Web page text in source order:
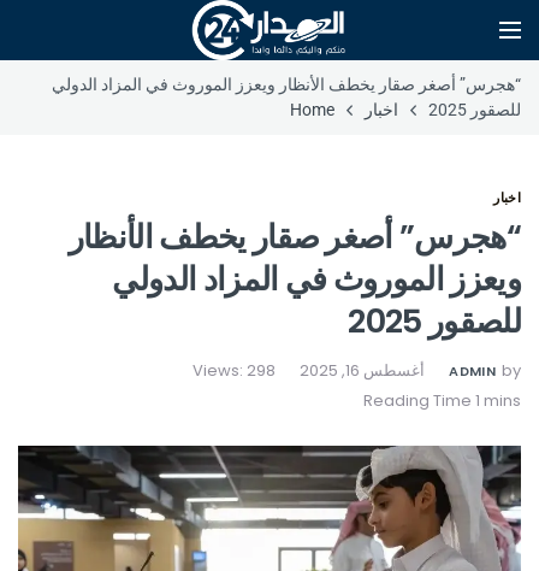
“هجرس” أصغر صقار يخطف الأنظار ويعزز الموروث في المزاد الدولي
للصقور 2025
اخبار Home
اخبار
“هجرس” أصغر صقار يخطف الأنظار
ويعزز الموروث في المزاد الدولي
للصقور 2025
by
ADMIN أغسطس 16, 2025 Views: 298